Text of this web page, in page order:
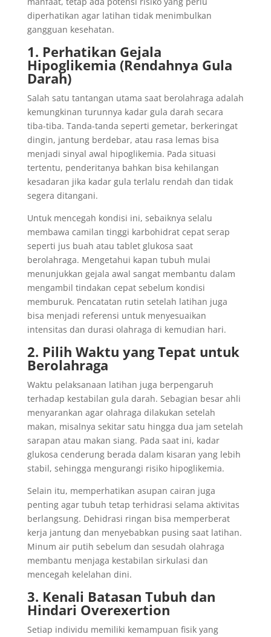
diperhatikan agar latihan tidak menimbulkan
gangguan kesehatan.
1. Perhatikan Gejala
Hipoglikemia (Rendahnya Gula
Darah)
Salah satu tantangan utama saat berolahraga adalah
kemungkinan turunnya kadar gula darah secara
tiba-tiba. Tanda-tanda seperti gemetar, berkeringat
dingin, jantung berdebar, atau rasa lemas bisa
menjadi sinyal awal hipoglikemia. Pada situasi
tertentu, penderitanya bahkan bisa kehilangan
kesadaran jika kadar gula terlalu rendah dan tidak
segera ditangani.
Untuk mencegah kondisi ini, sebaiknya selalu
membawa camilan tinggi karbohidrat cepat serap
seperti jus buah atau tablet glukosa saat
berolahraga. Mengetahui kapan tubuh mulai
menunjukkan gejala awal sangat membantu dalam
mengambil tindakan cepat sebelum kondisi
memburuk. Pencatatan rutin setelah latihan juga
bisa menjadi referensi untuk menyesuaikan
intensitas dan durasi olahraga di kemudian hari.
2. Pilih Waktu yang Tepat untuk
Berolahraga
Waktu pelaksanaan latihan juga berpengaruh
terhadap kestabilan gula darah. Sebagian besar ahli
menyarankan agar olahraga dilakukan setelah
makan, misalnya sekitar satu hingga dua jam setelah
sarapan atau makan siang. Pada saat ini, kadar
glukosa cenderung berada dalam kisaran yang lebih
stabil, sehingga mengurangi risiko hipoglikemia.
Selain itu, memperhatikan asupan cairan juga
penting agar tubuh tetap terhidrasi selama aktivitas
berlangsung. Dehidrasi ringan bisa memperberat
kerja jantung dan menyebabkan pusing saat latihan.
Minum air putih sebelum dan sesudah olahraga
membantu menjaga kestabilan sirkulasi dan
mencegah kelelahan dini.
3. Kenali Batasan Tubuh dan
Hindari Overexertion
Setiap individu memiliki kemampuan fisik yang